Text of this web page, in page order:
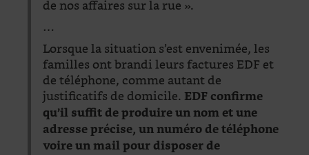
de nos affaires sur la rue ».
…
Lorsque la situation s’est envenimée, les
familles ont brandi leurs factures EDF et
de téléphone, comme autant de
justificatifs de domicile. EDF confirme
qu’il suffit de produire un nom et une
adresse précise, un numéro de téléphone
voire un mail pour disposer de